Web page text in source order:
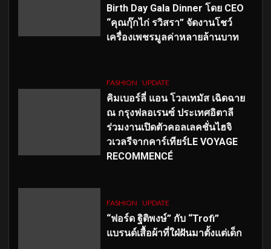
Birth Day Gala Dinner โดย CEO
“คุณกุ๊กไก่ รวิสรา” จัดงานโชว์
เครื่องเพชรมูลค่าหลายล้านบาท
FASHION UPDATE
คิมเบอร์ลี่ แอน โวลเทมัส เฉิดฉาย
ณ กรุงฟลอเรนซ์ ประเทศอิตาลี
ร่วมงานเปิดตัวคอลเลคชั่นไฮจิ
วเวลรีจากคาร์เทียร์LE VOYAGE
RECOMMENCÉ
FASHION UPDATE
“ฟอร์ด ฐิติพงษ์” กับ “Trofi”
แบรนด์เสื้อผ้าที่ใฝ่ฝันมาตั้งแต่เด็ก